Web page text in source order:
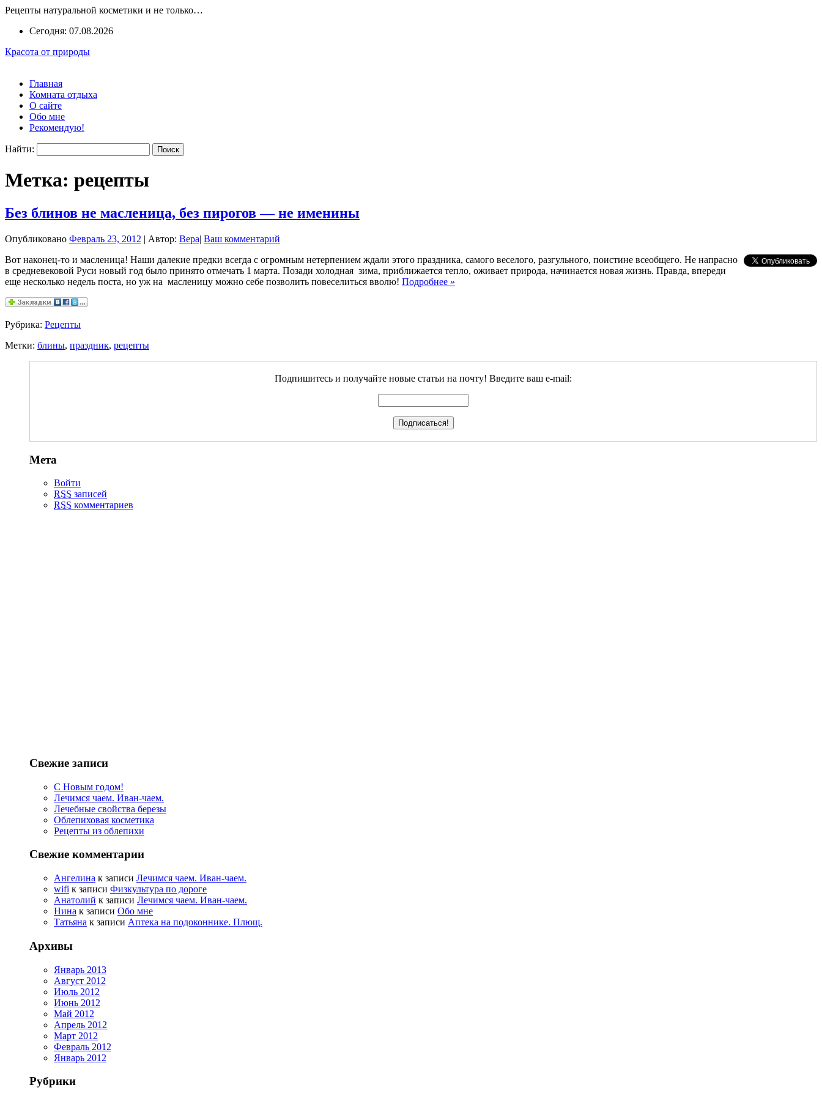
Рецепты натуральной косметики и не только…
Сегодня: 07.08.2026
Красота от природы
Главная
Комната отдыха
О сайте
Обо мне
Рекомендую!
Найти:
Метка: рецепты
Без блинов не масленица, без пирогов — не именины
Опубликовано Февраль 23, 2012 | Автор: Вера| Ваш комментарий
Вот наконец-то и масленица! Наши далекие предки всегда с огромным нетерпением ждали этого праздника, самого веселого, разгульного, поистине всеобщего. Не напрасно
в средневековой Руси новый год было принято отмечать 1 марта. Позади холодная зима, приближается тепло, оживает природа, начинается новая жизнь. Правда, впереди
еще несколько недель поста, но уж на масленицу можно себе позволить повеселиться вволю! Подробнее »
Рубрика: Рецепты
Метки: блины, праздник, рецепты
Подпишитесь и получайте новые статьи на почту! Введите ваш e-mail:
Мета
Войти
RSS записей
RSS комментариев
Свежие записи
С Новым годом!
Лечимся чаем. Иван-чаем.
Лечебные свойства березы
Облепиховая косметика
Рецепты из облепихи
Свежие комментарии
Ангелина к записи Лечимся чаем. Иван-чаем.
wifi к записи Физкультура по дороге
Анатолий к записи Лечимся чаем. Иван-чаем.
Нина к записи Обо мне
Татьяна к записи Аптека на подоконнике. Плющ.
Архивы
Январь 2013
Август 2012
Июль 2012
Июнь 2012
Май 2012
Апрель 2012
Март 2012
Февраль 2012
Январь 2012
Рубрики